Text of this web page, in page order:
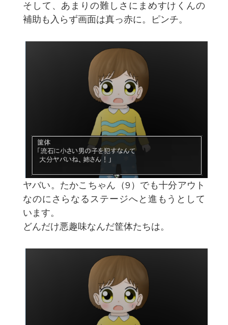
そして、あまりの難しさにまめすけくんの
補助も入らず画面は真っ赤に。ピンチ。
ヤバい。たかこちゃん（9）でも十分アウト
なのにさらなるステージへと進もうとして
います。
どんだけ悪趣味なんだ筐体たちは。